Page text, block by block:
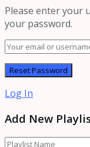
Please enter your
your password.
Log In
Add New